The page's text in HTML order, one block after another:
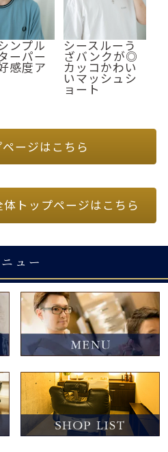
ンプル
ーパー
感度ア
シースルーう
ざバンクが◎
カッコかわい
いマッシュシ
ョート
ージはこちら
トップページはこちら
ュー